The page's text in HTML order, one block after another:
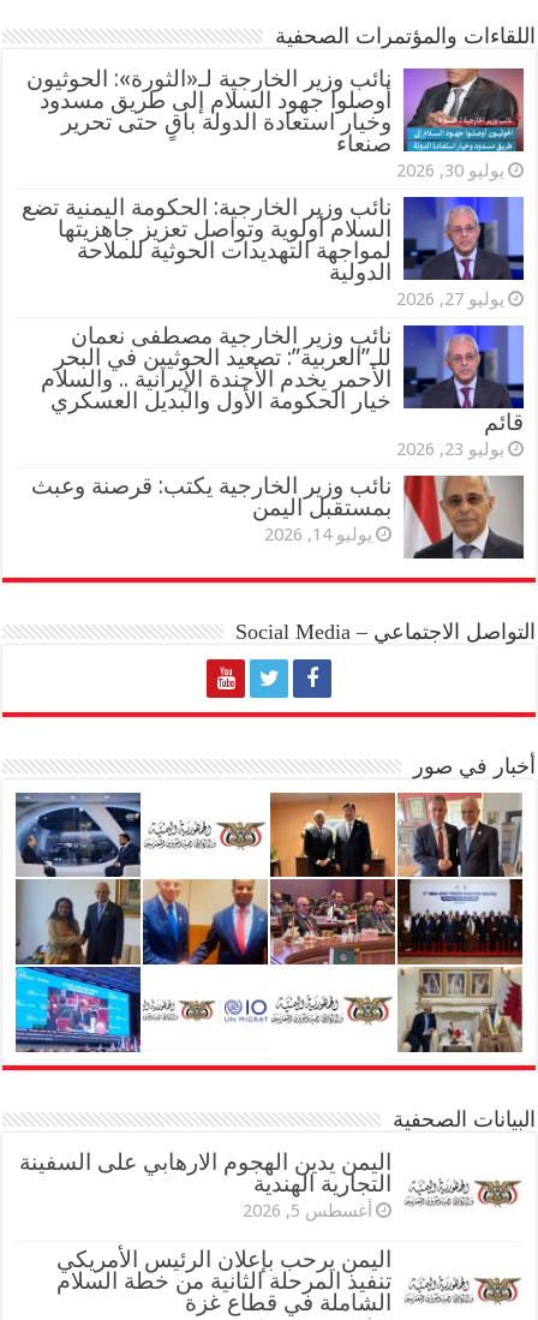
اللقاءات والمؤتمرات الصحفية
‏نائب وزير الخارجية لـ«الثورة»: الحوثيون
أوصلوا جهود السلام إلى طريق مسدود
وخيار استعادة الدولة باقٍ حتى تحرير
صنعاء
يوليو 30, 2026
نائب وزير الخارجية: الحكومة اليمنية تضع
السلام أولوية وتواصل تعزيز جاهزيتها
لمواجهة التهديدات الحوثية للملاحة
الدولية
يوليو 27, 2026
نائب وزير الخارجية مصطفى نعمان
للـ”العربية”: تصعيد الحوثيين في البحر
الأحمر يخدم الأجندة الإيرانية .. والسلام
خيار الحكومة الأول والبديل العسكري
قائم
يوليو 23, 2026
نائب وزير الخارجية يكتب: قرصنة وعبث
بمستقبل اليمن
يوليو 14, 2026
التواصل الاجتماعي – Social Media
أخبار في صور
البيانات الصحفية
اليمن يدين الهجوم الارهابي على السفينة
التجارية الهندية
أغسطس 5, 2026
اليمن يرحب بإعلان الرئيس الأمريكي
تنفيذ المرحلة الثانية من خطة السلام
الشاملة في قطاع غزة